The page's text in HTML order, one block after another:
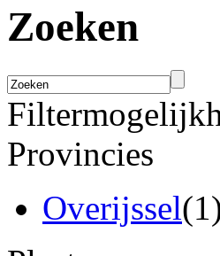
Zoeken
Provincies
Overijssel